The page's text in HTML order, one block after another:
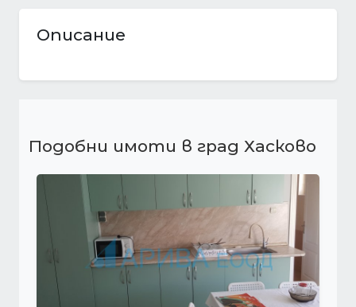
Описание
Подобни имоти в град Хасково